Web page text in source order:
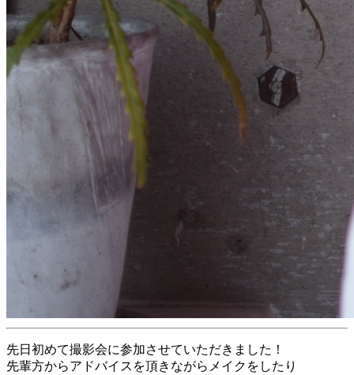
先日初めて撮影会に参加させていただきました！
先輩方からアドバイスを頂きながらメイクをしたり